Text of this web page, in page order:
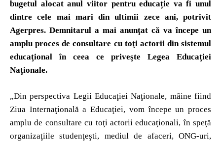
bugetul alocat anul viitor pentru educație va fi unul
dintre cele mai mari din ultimii zece ani, potrivit
Agerpres. Demnitarul a mai anunţat că va începe un
amplu proces de consultare cu toţi actorii din sistemul
educaţional în ceea ce priveşte Legea Educaţiei
Naţionale.
„Din perspectiva Legii Educaţiei Naţionale, mâine fiind
Ziua Internaţională a Educaţiei, vom începe un proces
amplu de consultare cu toţi actorii educaţionali, în speţă
organizaţiile studenţeşti, mediul de afaceri, ONG-uri,